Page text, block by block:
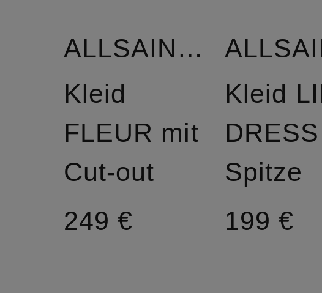
ALLSAINTS
Kleid
FLEUR mit
Cut-out
249 €
Kleid
Spitze
199 €